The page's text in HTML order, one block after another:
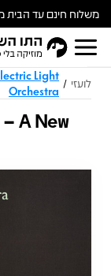
ש״ח
לועזי /
Light
Orchestra
A New